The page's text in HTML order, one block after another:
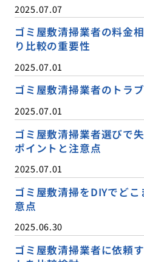
2025.07.07
ゴミ屋敷清掃業者の料金
り比較の重要性
2025.07.01
ゴミ屋敷清掃業者のトラ
2025.07.01
ゴミ屋敷清掃業者選びで
ポイントと注意点
2025.07.01
ゴミ屋敷清掃をDIYでど
意点
2025.06.30
ゴミ屋敷清掃業者に依頼